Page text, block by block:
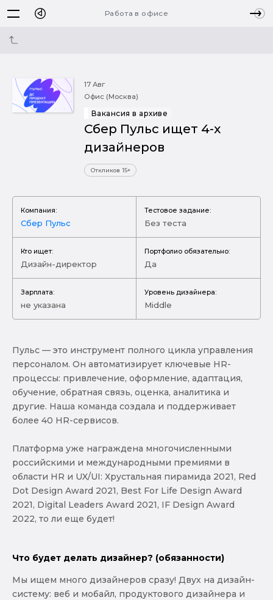
Работа в офисе
17 Авг
Офис (Москва)
Вакансия в архиве
Сбер Пульс ищет 4-х
дизайнеров
Откликов 15+
Компания:
Сбер Пульс
Тестовое задание:
Без теста
Кто ищет:
Дизайн-директор
Портфолио обязательно:
Да
Зарплата:
не указана
Уровень дизайнера:
Middle
Пульс — это инструмент полного цикла управления
персоналом. Он автоматизирует ключевые HR-
процессы: привлечение, оформление, адаптация,
обучение, обратная связь, оценка, аналитика и
другие. Наша команда создала и поддерживает
более 40 HR-cервисов.
Платформа уже награждена многочисленными
российскими и международными премиями в
области HR и UX/UI: Хрустальная пирамида 2021, Red
Dot Design Award 2021, Best For Life Design Award
2021, Digital Leaders Award 2021, IF Design Award
2022, то ли еще будет!
Что будет делать дизайнер? (обязанности)
Мы ищем много дизайнеров сразу! Двух на дизайн-
систему: веб и мобайл, продуктового дизайнера и